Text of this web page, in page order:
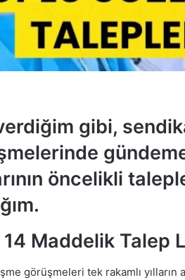
gibi,
gündeme
öncelikli
14 Maddelik Talep
görüşmeleri tek rakamlı yılların